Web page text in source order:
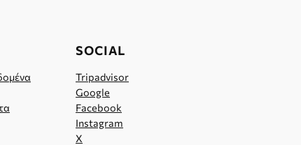
SOCIAL
Tripadvisor
Google
Facebook
Instagram
X